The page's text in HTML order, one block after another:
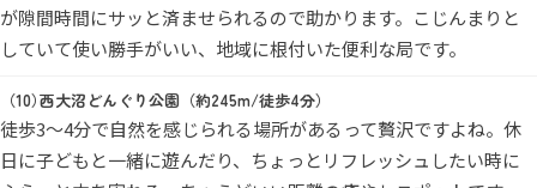
が隙間時間にサッと済ませられるので助かります。こじんまりと
していて使い勝手がいい、地域に根付いた便利な局です。
西大沼どんぐり公園（約245m/徒歩4分）
徒歩3～4分で自然を感じられる場所があるって贅沢ですよね。休
日に子どもと一緒に遊んだり、ちょっとリフレッシュしたい時に